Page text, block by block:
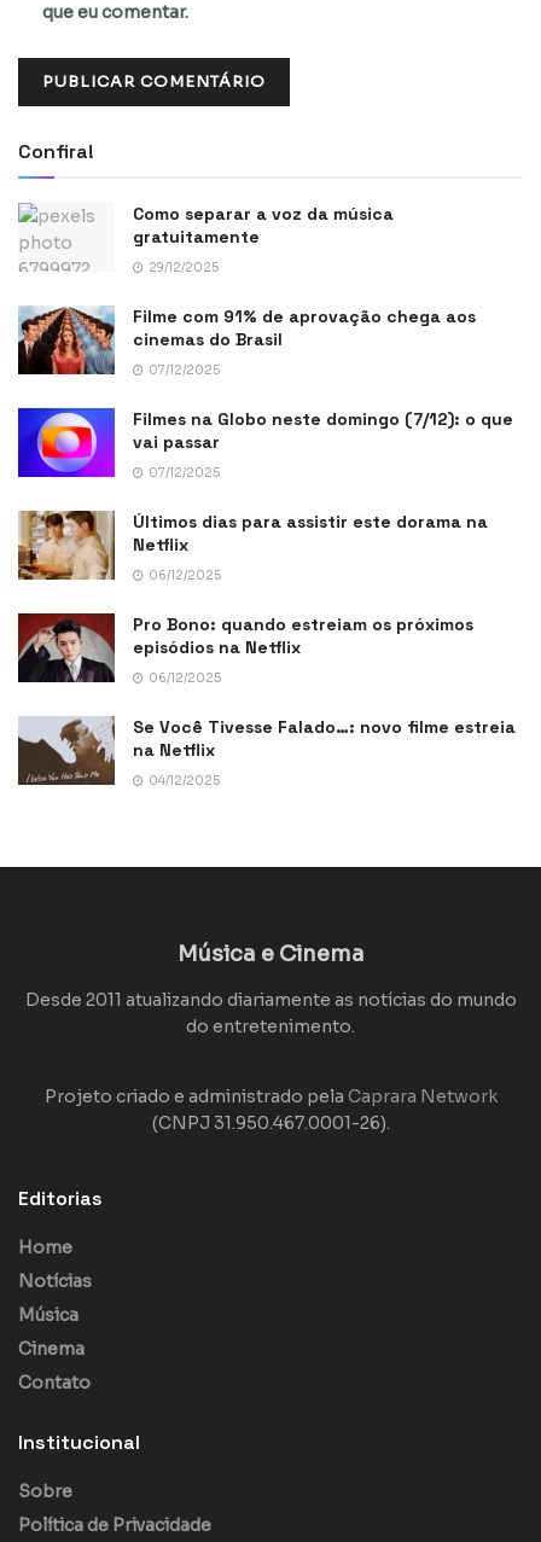
que eu comentar.
Confira!
Como separar a voz da música
gratuitamente
29/12/2025
Filme com 91% de aprovação chega aos
cinemas do Brasil
07/12/2025
Filmes na Globo neste domingo (7/12): o que
vai passar
07/12/2025
Últimos dias para assistir este dorama na
Netflix
06/12/2025
Pro Bono: quando estreiam os próximos
episódios na Netflix
06/12/2025
Se Você Tivesse Falado…: novo filme estreia
na Netflix
04/12/2025
Música e Cinema
Desde 2011 atualizando diariamente as notícias do mundo
do entretenimento.
Projeto criado e administrado pela Caprara Network
(CNPJ 31.950.467.0001-26).
Editorias
Home
Notícias
Música
Cinema
Contato
Institucional
Sobre
Política de Privacidade